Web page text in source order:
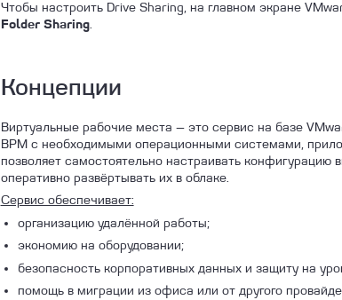
Чтобы настроить Drive Sharing, на главном экране
Folder Sharing.
Концепции
Виртуальные рабочие места — это сервис на базе
ВРМ с необходимыми операционными системами,
позволяет самостоятельно настраивать
оперативно развёртывать их в облаке.
Сервис обеспечивает:
организацию удалённой работы;
экономию на оборудовании;
безопасность корпоративных данных и защиту на
помощь в миграции из офиса или от другого